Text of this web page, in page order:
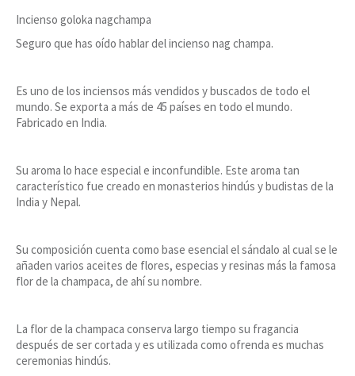
Incienso goloka nagchampa
Seguro que has oído hablar del incienso nag champa.
Es uno de los inciensos más vendidos y buscados de todo el
mundo. Se exporta a más de 45 países en todo el mundo.
Fabricado en India.
Su aroma lo hace especial e inconfundible. Este aroma tan
característico fue creado en monasterios hindús y budistas de la
India y Nepal.
Su composición cuenta como base esencial el sándalo al cual se le
añaden varios aceites de flores, especias y resinas más la famosa
flor de la champaca, de ahí su nombre.
La flor de la champaca conserva largo tiempo su fragancia
después de ser cortada y es utilizada como ofrenda es muchas
ceremonias hindús.